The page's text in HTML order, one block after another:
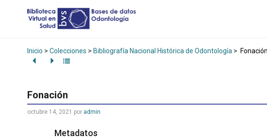
Inicio > Colecciones > Bibliografía Nacional Histórica de Odontología > Fonación
Fonación
octubre 14, 2021 por admin
Metadatos